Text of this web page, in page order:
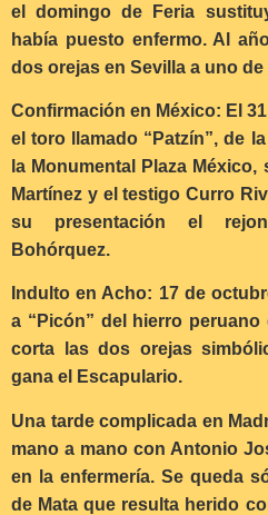
el domingo de Feria
había puesto enfermo. Al
dos orejas en Sevilla a uno
Confirmación en México: El
el toro llamado “Patzín”, de
la Monumental Plaza
Martínez y el testigo Curro
su presentación el
Bohórquez.
Indulto en Acho: 17 de
a “Picón” del hierro
corta las dos orejas
gana el Escapulario.
Una tarde complicada en
mano a mano con Antonio
en la enfermería. Se queda
de Mata que resulta herido